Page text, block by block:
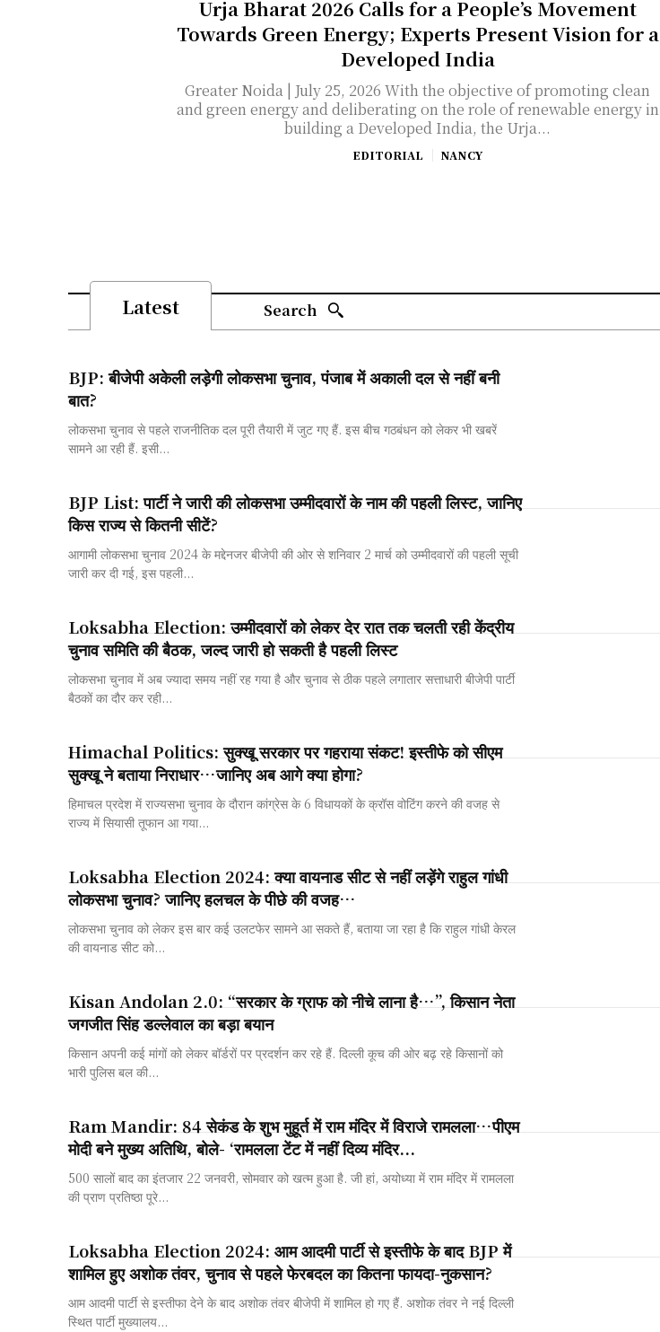
Urja Bharat 2026 Calls for a People’s Movement
Towards Green Energy; Experts Present Vision for a
Developed India
Greater Noida | July 25, 2026 With the objective of promoting clean
and green energy and deliberating on the role of renewable energy in
building a Developed India, the Urja...
EDITORIAL NANCY
Latest Search
BJP: बीजेपी अकेली लड़ेगी लोकसभा चुनाव, पंजाब में अकाली दल से नहीं बनी
बात?
लोकसभा चुनाव से पहले राजनीतिक दल पूरी तैयारी में जुट गए हैं. इस बीच गठबंधन को लेकर भी खबरें
सामने आ रही हैं. इसी...
BJP List: पार्टी ने जारी की लोकसभा उम्मीदवारों के नाम की पहली लिस्ट, जानिए
किस राज्य से कितनी सीटें?
आगामी लोकसभा चुनाव 2024 के मद्देनजर बीजेपी की ओर से शनिवार 2 मार्च को उम्मीदवारों की पहली सूची
जारी कर दी गई, इस पहली...
Loksabha Election: उम्मीदवारों को लेकर देर रात तक चलती रही केंद्रीय
चुनाव समिति की बैठक, जल्द जारी हो सकती है पहली लिस्ट
लोकसभा चुनाव में अब ज्यादा समय नहीं रह गया है और चुनाव से ठीक पहले लगातार सत्ताधारी बीजेपी पार्टी
बैठकों का दौर कर रही...
Himachal Politics: सुक्खू सरकार पर गहराया संकट! इस्तीफे को सीएम
सुक्खू ने बताया निराधार…जानिए अब आगे क्या होगा?
हिमाचल प्रदेश में राज्यसभा चुनाव के दौरान कांग्रेस के 6 विधायकों के क्रॉस वोटिंग करने की वजह से
राज्य में सियासी तूफान आ गया...
Loksabha Election 2024: क्या वायनाड सीट से नहीं लड़ेंगे राहुल गांधी
लोकसभा चुनाव? जानिए हलचल के पीछे की वजह…
लोकसभा चुनाव को लेकर इस बार कई उलटफेर सामने आ सकते हैं, बताया जा रहा है कि राहुल गांधी केरल
की वायनाड सीट को...
Kisan Andolan 2.0: “सरकार के ग्राफ को नीचे लाना है…”, किसान नेता
जगजीत सिंह डल्लेवाल का बड़ा बयान
किसान अपनी कई मांगों को लेकर बॉर्डरों पर प्रदर्शन कर रहे हैं. दिल्ली कूच की ओर बढ़ रहे किसानों को
भारी पुलिस बल की...
Ram Mandir: 84 सेकंड के शुभ मुहूर्त में राम मंदिर में विराजे रामलला…पीएम
मोदी बने मुख्य अतिथि, बोले- ‘रामलला टेंट में नहीं दिव्य मंदिर...
500 सालों बाद का इंतजार 22 जनवरी, सोमवार को खत्म हुआ है. जी हां, अयोध्या में राम मंदिर में रामलला
की प्राण प्रतिष्ठा पूरे...
Loksabha Election 2024: आम आदमी पार्टी से इस्तीफे के बाद BJP में
शामिल हुए अशोक तंवर, चुनाव से पहले फेरबदल का कितना फायदा-नुकसान?
आम आदमी पार्टी से इस्तीफा देने के बाद अशोक तंवर बीजेपी में शामिल हो गए हैं. अशोक तंवर ने नई दिल्ली
स्थित पार्टी मुख्यालय...